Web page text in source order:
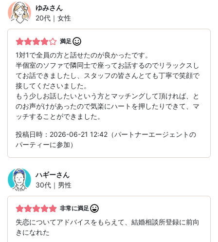
ゆみさん
20代｜女性
満足
1対1で全員の方と話せたのが良かったです。
半個室のソファで隣同士で座ってお話するのでリラックスし
てお話できましたし、スタッフの皆さんとても丁寧で笑顔で
接してくださいました。
もう少しお話したいという方とマッチングして頂ければ、と
のお声がけがあったので気楽にハートを押したりできて、マ
ッチすることができました。
投稿日時：2026-06-21 12:42（パートナーエージェントの
パーティーに参加）
ハギーさん
30代｜男性
非常に満足
失恋についてアドバイスをもらえて、結婚相談所登録に前向
きになれた